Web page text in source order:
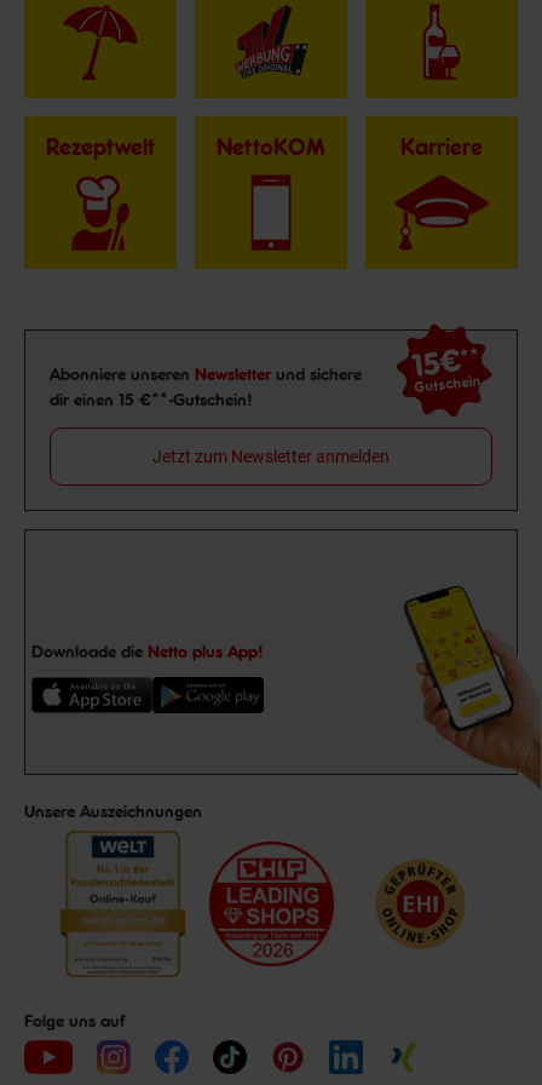
Rezeptwelt NettoKOM Karriere
Newsletter Anmeldung
Abonniere unseren Newsletter und sichere
dir einen 15 €**-Gutschein!
15€**
Gutschein
Jetzt zum Newsletter anmelden
Downloade die Netto plus App!
Unsere Auszeichnungen
Folge uns auf